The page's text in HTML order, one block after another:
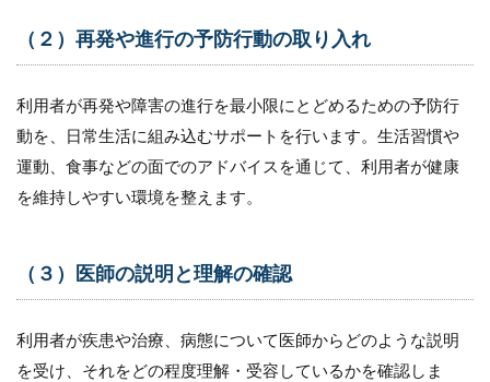
（２）再発や進行の予防行動の取り入れ
利用者が再発や障害の進行を最小限にとどめるための予防行
動を、日常生活に組み込むサポートを行います。生活習慣や
運動、食事などの面でのアドバイスを通じて、利用者が健康
を維持しやすい環境を整えます。
（３）医師の説明と理解の確認
利用者が疾患や治療、病態について医師からどのような説明
を受け、それをどの程度理解・受容しているかを確認しま